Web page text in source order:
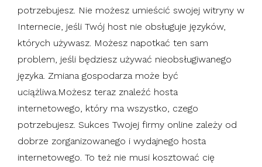
potrzebujesz. Nie możesz umieścić swojej witryny w
Internecie, jeśli Twój host nie obsługuje języków,
których używasz. Możesz napotkać ten sam
problem, jeśli będziesz używać nieobsługiwanego
języka. Zmiana gospodarza może być
uciążliwa.Możesz teraz znaleźć hosta
internetowego, który ma wszystko, czego
potrzebujesz. Sukces Twojej firmy online zależy od
dobrze zorganizowanego i wydajnego hosta
internetowego. To też nie musi kosztować cię